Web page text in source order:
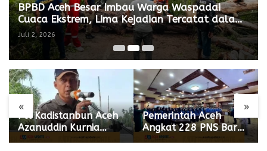
BPBD Aceh Besar Imbau Warga Waspadai
Cuaca Ekstrem, Lima Kejadian Tercatat dalam
Dua Pekan Terakhir
Juli 2, 2026
« »
Plt Kadistanbun Aceh
Azanuddin Kurnia
Paparkan Empat
Pemerintah Aceh
Angkat 228 PNS Baru,
ASN Diminta Wujudkan